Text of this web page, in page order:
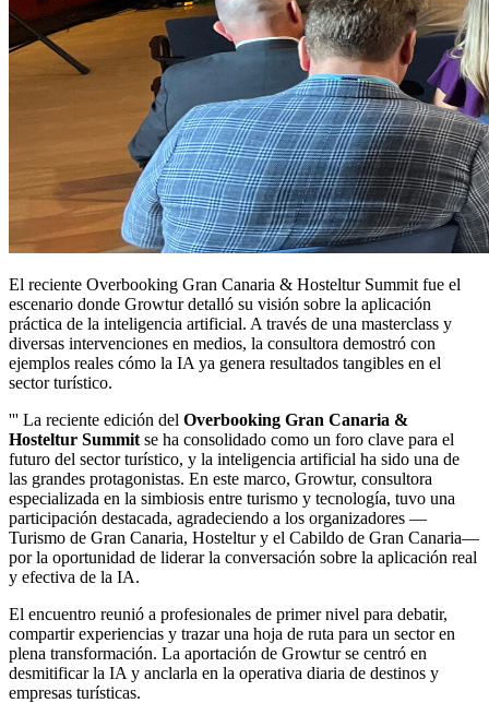
El reciente Overbooking Gran Canaria & Hosteltur Summit fue el
escenario donde Growtur detalló su visión sobre la aplicación
práctica de la inteligencia artificial. A través de una masterclass y
diversas intervenciones en medios, la consultora demostró con
ejemplos reales cómo la IA ya genera resultados tangibles en el
sector turístico.
''' La reciente edición del Overbooking Gran Canaria &
Hosteltur Summit se ha consolidado como un foro clave para el
futuro del sector turístico, y la inteligencia artificial ha sido una de
las grandes protagonistas. En este marco, Growtur, consultora
especializada en la simbiosis entre turismo y tecnología, tuvo una
participación destacada, agradeciendo a los organizadores —
Turismo de Gran Canaria, Hosteltur y el Cabildo de Gran Canaria—
por la oportunidad de liderar la conversación sobre la aplicación real
y efectiva de la IA.
El encuentro reunió a profesionales de primer nivel para debatir,
compartir experiencias y trazar una hoja de ruta para un sector en
plena transformación. La aportación de Growtur se centró en
desmitificar la IA y anclarla en la operativa diaria de destinos y
empresas turísticas.